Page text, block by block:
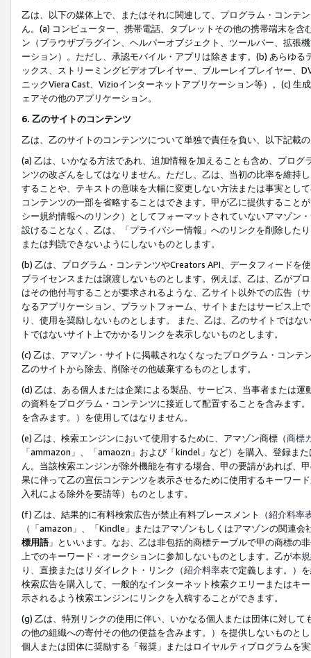
乙は、以下の媒体上で、またはそれに関連して、プログラム・コンテ
ん。(a) コンピューター、携帯電話、タブレットその他の携帯端末を
ン（ブラウザプラグイン、ヘルパーオブジェクト、ツールバー、拡張
ーション）。ただし、承認モバイル・アプリは除きます。(b) あらゆ
ックス、ストリーミングビデオプレイヤー、ブルーレイプレイヤー、
ニックViera Cast、Vizioインターネットアプリケーション等）。(c)
ェアその他のアプリケーション。
6. 乙のサイトのコンテンツ
乙は、乙のサイトのコンテンツについて単独で責任を負い、以下記載
(a) 乙は、いかなる方法であれ、追加情報を加えることも含め、プロ
ンツの改ざんをしてはなりません。ただし、乙は、当初の比率を維持
することや、テキストの意味を大幅に変更しない方法または事実とし
コンテンツの一部を省略することはできます。甲が乙に提供すること
シー規約情報へのリンク）としてフォーマットされていないアマゾン
設けることなく、乙は、「プライバシー情報」へのリンクを削除した
または判読できないようにしないものとします。
(b) 乙は、プログラム・コンテンツやCreators API、データフィード
ブライセンスまたは譲渡しないものとします。例えば、乙は、乙がプ
はその他付与することが要求されるような、乙サイト以外での広告（
なるアプリケーション、プラットフォーム、サイトまたはサービス上
り、使用を奨励しないものとします。 また、乙は、乙のサイトでは
トではないサイト上でかかるリンクを表示しないものとします。
(c) 乙は、アマゾン・サイトに掲載されなくなったプログラム・コン
乙のサイトから除去、削除その他破棄するものとします。
(d) 乙は、ある個人または企業による製品、サービス、当事者または
の資料をプログラム・コンテンツに接近して配置することを含みます
を含みます。）を使用してはなりません。
(e) 乙は、検索エンジンにおいて使用するために、アマゾン商標（商標
「ammazon」、「amaozn」および「kindel」など）を購入、登録ま
ん。当該検索エンジンが除外機能を有する場合、甲の要請があれば、
果に伴って乙の宣伝コンテンツを表示させるために使用するキーワー
入札による除外を要請等）ものとします。
(f) 乙は、結果的に有料検索広告が禁止有料プレースメント（紹介料率
（「amazon」、「Kindle」またはアマゾンもしくはアマゾンの関連
標用語」といいます。なお、乙は非包括的商標テーブルで甲の商標の
上でのキーワード・オークションに参加しないものとします。乙が本
り、直接またはリダイレクト・リンク（紹介料率表で定義します。）
検索広告を購入して、一般的なインターネット検索クエリーまたはキ
示されるよう検索エンジンにリンクを入稿することができます。
(g) 乙は、特別リンクの使用に伴い、いかなる個人または団体に対し
の他の組織への寄付その他の便益を含みます。）を提供しないものと
個人または団体に奨励する「報奨」またはロイヤルティプログラムを